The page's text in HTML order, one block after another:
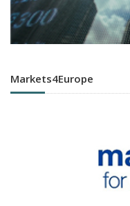
Markets4Europe